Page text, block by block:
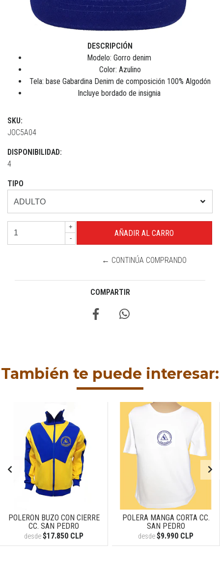
DESCRIPCIÓN
Modelo: Gorro denim
Color: Azulino
Tela: base Gabardina Denim de composición 100% Algodón
Incluye bordado de insignia
SKU:
JOC5A04
DISPONIBILIDAD:
4
TIPO
+
-
← CONTINÚA COMPRANDO
COMPARTIR
También te puede interesar:
POLERON BUZO CON CIERRE
CC. SAN PEDRO
desde$17.850 CLP
POLERA MANGA CORTA CC.
SAN PEDRO
desde$9.990 CLP